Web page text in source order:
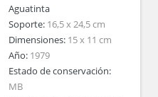
Aguatinta
Soporte: 16,5 x 24,5 cm
Dimensiones: 15 x 11 cm
Año: 1979
Estado de conservación:
MB